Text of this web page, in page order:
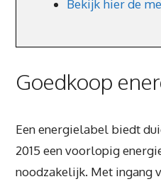
Bekijk hier de
Goedkoop
Een energielabel biedt
2015 een voorlopig
noodzakelijk. Met ingang